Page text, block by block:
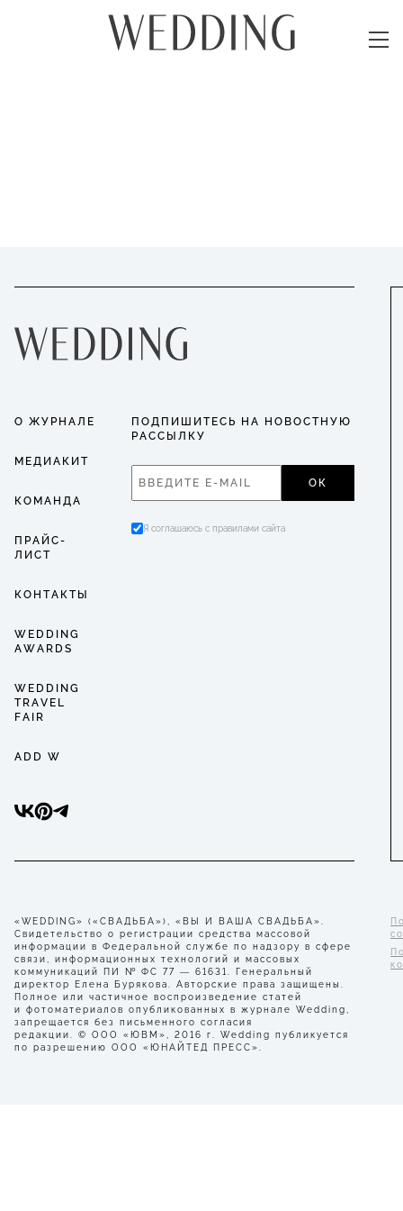
О ЖУРНАЛЕ
МЕДИАКИТ
КОМАНДА
ПРАЙС-
ЛИСТ
КОНТАКТЫ
WEDDING
AWARDS
WEDDING
TRAVEL
FAIR
ADD W
ПОДПИШИТЕСЬ НА НОВОСТНУЮ
РАССЫЛКУ
ОК
Я соглашаюсь с правилами сайта
«WEDDING» («СВАДЬБА»), «ВЫ И ВАША СВАДЬБА».
Свидетельство о регистрации средства массовой
информации в Федеральной службе по надзору в сфере
связи, информационных технологий и массовых
коммуникаций ПИ № ФС 77 — 61631. Генеральный
директор Елена Бурякова. Авторские права защищены.
Полное или частичное воспроизведение статей
и фотоматериалов опубликованных в журнале Wedding,
запрещается без письменного согласия
редакции. © ООО «ЮВМ», 2016 г. Wedding публикуется
по разрешению ООО «ЮНАЙТЕД ПРЕСС».